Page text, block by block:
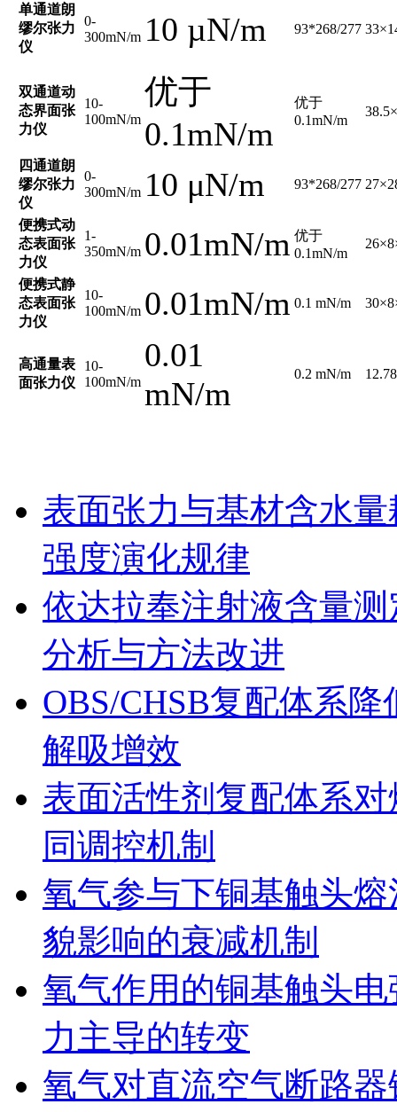
单通道朗
缪尔张力
仪
0-
300mN/m 10 µN/m 93*268/277
双通道动
态界面张
力仪
10-
100mN/m
优于
0.1mN/m
优于
0.1mN/m
四通道朗
缪尔张力
仪
0-
300mN/m 10 μN/m 93*268/277
便携式动
态表面张
力仪
1-
350mN/m 0.01mN/m 优于
0.1mN/m
便携式静
态表面张
力仪
10-
100mN/m 0.01mN/m 0.1 mN/m
高通量表
面张力仪
10-
100mN/m
0.01
mN/m
0.2 mN/m
表面张力与基材含水
强度演化规律
依达拉奉注射液含量
分析与方法改进
OBS/CHSB复配体系
解吸增效
表面活性剂复配体系
同调控机制
氧气参与下铜基触头
貌影响的衰减机制
氧气作用的铜基触头
力主导的转变
氧气对直流空气断路